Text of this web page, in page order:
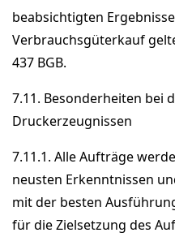
beabsichtigten
Verbrauchsgüterkauf
437 BGB.
7.11. Besonderheiten bei
Druckerzeugnissen
7.11.1. Alle Aufträge
neusten Erkenntnissen
mit der besten
für die Zielsetzung des